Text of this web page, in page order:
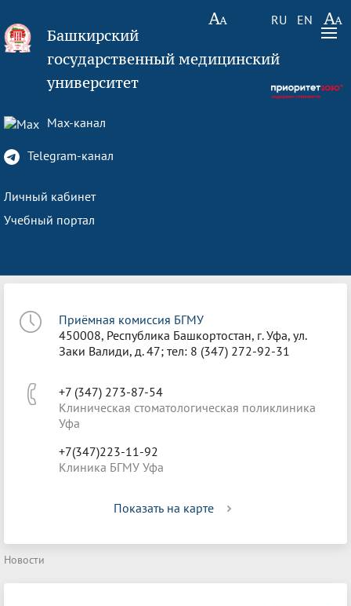
RU EN
Башкирский
государственный медицинский
университет
Max-канал
Telegram-канал
Личный кабинет
Учебный портал
Приёмная комиссия БГМУ
450008, Республика Башкортостан, г. Уфа, ул.
Заки Валиди, д. 47; тел: 8 (347) 272-92-31
+7 (347) 273-87-54
Клиническая стоматологическая поликлиника
Уфа
+7(347)223-11-92
Клиника БГМУ Уфа
Показать на карте
Новости